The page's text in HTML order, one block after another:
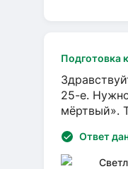
Подготовка
25-е.
мёртвый».
Ответ